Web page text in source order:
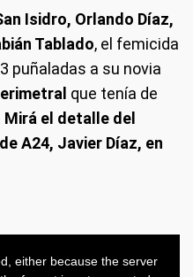
Isidro, Orlando Díaz,
Tablado, el femicida
puñaladas a su novia
que tenía de
Mirá el detalle del
A24, Javier Díaz, en